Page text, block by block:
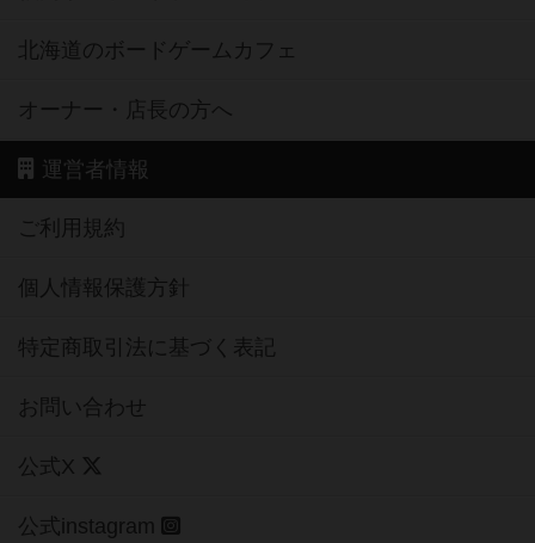
北海道のボードゲームカフェ
オーナー・店長の方へ
運営者情報
ご利用規約
個人情報保護方針
特定商取引法に基づく表記
お問い合わせ
公式X
公式instagram